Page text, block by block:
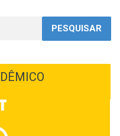
PESQUISAR